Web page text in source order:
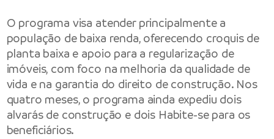
O programa visa atender principalmente a
população de baixa renda, oferecendo croquis de
planta baixa e apoio para a regularização de
imóveis, com foco na melhoria da qualidade de
vida e na garantia do direito de construção. Nos
quatro meses, o programa ainda expediu dois
alvarás de construção e dois Habite-se para os
beneficiários.